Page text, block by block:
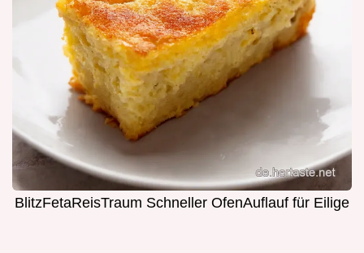
BlitzFetaReisTraum Schneller OfenAuflauf für Eilige